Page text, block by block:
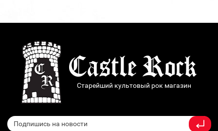
Старейший культовый рок магазин